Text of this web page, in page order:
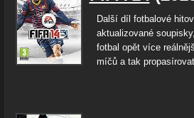
Další díl fotbalové
aktualizované
fotbal opět více
míčů a tak